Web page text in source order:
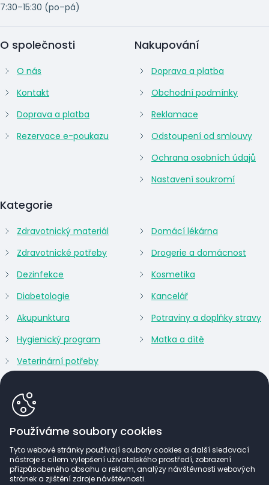
Používáme soubory cookies
Tyto webové stránky používají soubory cookies a další sledovací
nástroje s cílem vylepšení uživatelského prostředí, zobrazení
přizpůsobeného obsahu a reklam, analýzy návštěvnosti webových
stránek a zjištění zdroje návštěvnosti.
7:30–15:30 (po–pá)
O společnosti
O nás
Kontakt
Doprava a platba
Rezervace e-poukazu
Kategorie
Zdravotnický materiál
Zdravotnické potřeby
Dezinfekce
Diabetologie
Akupunktura
Hygienický program
Veterinární potřeby
Domácí lékárna
Drogerie a domácnost
Kosmetika
Kancelář
Potraviny a doplňky stravy
Matka a dítě
Nakupování
Doprava a platba
Obchodní podmínky
Reklamace
Odstoupení od smlouvy
Ochrana osobních údajů
Nastavení soukromí